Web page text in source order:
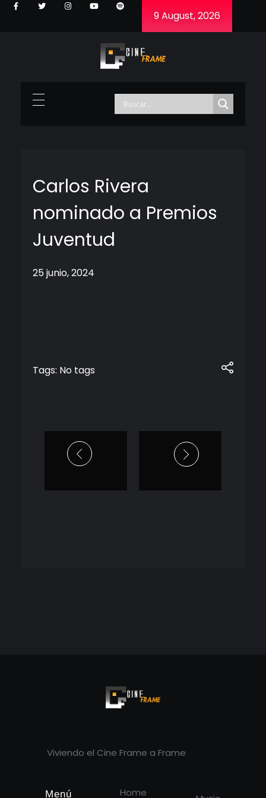
9 August, 2026
Carlos Rivera
nominado a Premios
Juventud
25 junio, 2024
Tags: No tags
Viviendo el Cine Frame a Frame
Menú Home